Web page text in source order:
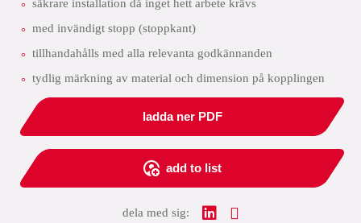
säkrare installation då inget hett arbete krävs
med invändigt stopp (stoppkant)
tillhandahålls med alla relevanta godkännanden
tydlig märkning av material och dimension på kopplingen
ladda ner PDF
add to list
dela med sig: